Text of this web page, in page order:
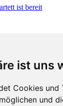
ist uns
Cookies
und